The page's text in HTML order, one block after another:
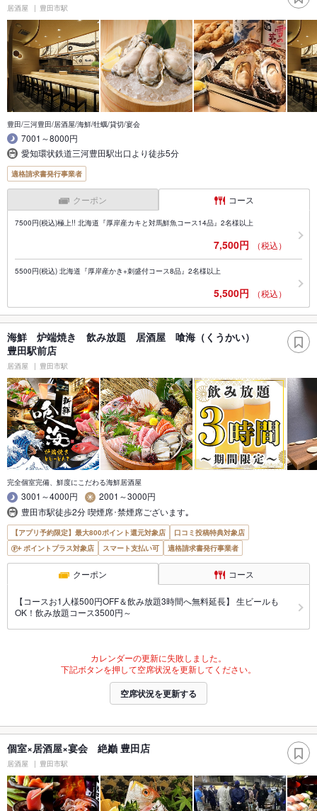
居酒屋 豊田市駅
豊田/三河豊田/居酒屋/海鮮/牡蠣/貸切/宴会
7001～8000円
愛知環状鉄道三河豊田駅出口より徒歩5分
適格請求書発行事業者
クーポン コース
7500円(税込)極上!! 北海道『厚岸産カキと対馬鮮魚コース14品』2名様以上
7,500円 （税込）
5500円(税込) 北海道『厚岸産かき+刺盛付コース8品』2名様以上
5,500円 （税込）
海鮮 炉端焼き 飲み放題 居酒屋 喰海（くうかい）
豊田駅前店
居酒屋 豊田市駅
完全個室完備、鮮度にこだわる海鮮居酒屋
3001～4000円
2001～3000円
豊田市駅徒歩2分 喫煙席･禁煙席ございます｡
【アプリ予約限定】最大800ポイント還元対象店
口コミ投稿特典対象店
ポイントプラス対象店
スマート支払い可 適格請求書発行事業者
クーポン コース
【コースお1人様500円OFF＆飲み放題3時間へ無料延長】 生ビールも
OK！飲み放題コース3500円～
カレンダーの更新に失敗しました。
下記ボタンを押して空席状況を更新してください。
空席状況を更新する
個室×居酒屋×宴会 絶巓 豊田店
居酒屋 豊田市駅